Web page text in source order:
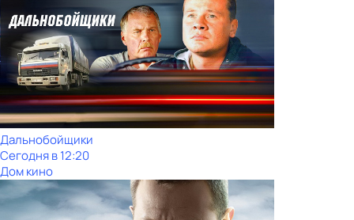
Дальнобойщики
Сегодня в 12:20
Дом кино